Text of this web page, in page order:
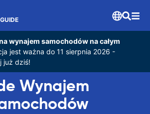
wynajem samochodów na całym
jest ważna do 11 sierpnia 2026 -
już dziś!
Wynajem